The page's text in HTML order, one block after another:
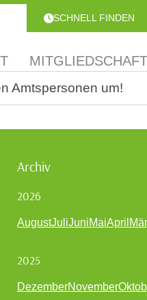
SCHNELL FINDEN
MITGLIEDSCHAFT
Amtspersonen um!
Archiv
2026
AugustJuliJuniMaiApril
2025
DezemberNovember